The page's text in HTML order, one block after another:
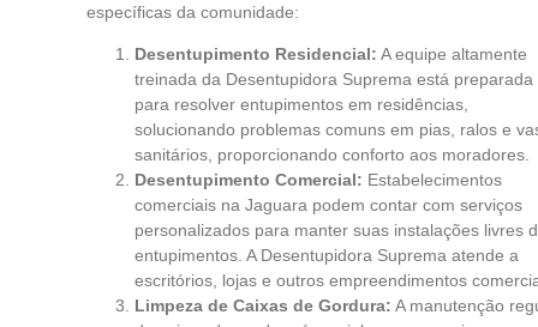
específicas da comunidade:
Desentupimento Residencial: A equipe altamente
treinada da Desentupidora Suprema está preparada
para resolver entupimentos em residências,
solucionando problemas comuns em pias, ralos e
sanitários, proporcionando conforto aos moradores.
Desentupimento Comercial: Estabelecimentos
comerciais na Jaguara podem contar com serviços
personalizados para manter suas instalações livres
entupimentos. A Desentupidora Suprema atende a
escritórios, lojas e outros empreendimentos
Limpeza de Caixas de Gordura: A manutenção